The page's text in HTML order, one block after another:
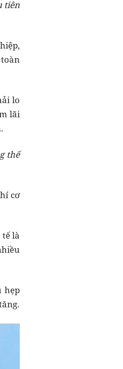
tiên
lo
lãi
thế
cơ
là
hẹp